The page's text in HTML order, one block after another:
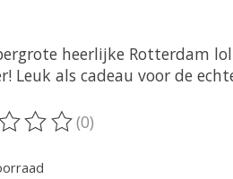
heerlijke Rotterdam
Leuk als cadeau voor de
van dit product is
(0)